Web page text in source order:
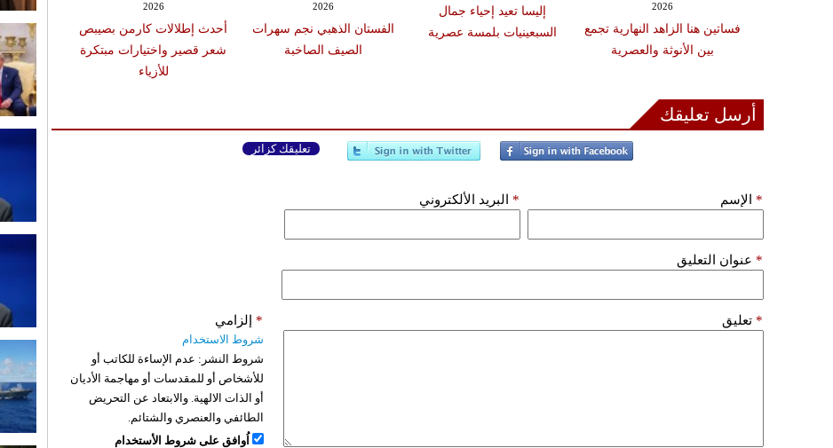
2026
أحدث إطلالات كارمن بصيبص
شعر قصير واختيارات مبتكرة
للأزياء
2026
الفستان الذهبي نجم سهرات
الصيف الصاخبة
إليسا تعيد إحياء جمال
السبعينيات بلمسة عصرية
2026
فساتين هنا الزاهد النهارية تجمع
بين الأنوثة والعصرية
أرسل تعليقك
تعليقك كزائر
الإسم * البريد الألكتروني *
عنوان التعليق *
تعليق * إلزامي *
شروط الاستخدام
شروط النشر: عدم الإساءة للكاتب أو
للأشخاص أو للمقدسات أو مهاجمة الأديان
أو الذات الالهية. والابتعاد عن التحريض
الطائفي والعنصري والشتائم.
اُوافق على شروط الأستخدام